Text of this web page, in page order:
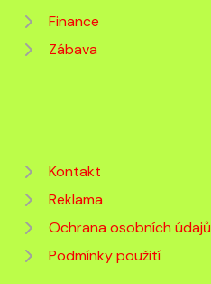
Finance
Zábava
Kontakt
Reklama
Ochrana osobních údajů
Podmínky použití